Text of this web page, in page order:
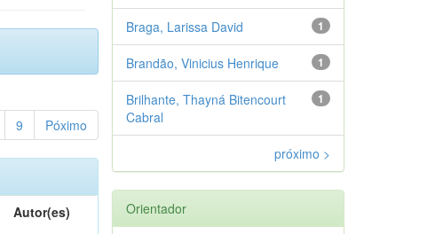
9 Póximo
Autor(es)
1
Braga, Larissa David
1
Brandão, Vinicius Henrique
1
Brilhante, Thayná Bitencourt
Cabral
próximo >
Orientador